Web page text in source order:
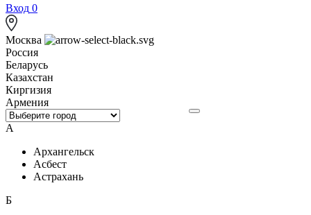
Вход 0
Москва
Россия
Беларусь
Казахстан
Киргизия
Армения
А
Архангельск
Асбест
Астрахань
Б